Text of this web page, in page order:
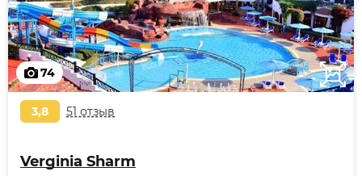
74
3,8 51 отзыв
Verginia Sharm